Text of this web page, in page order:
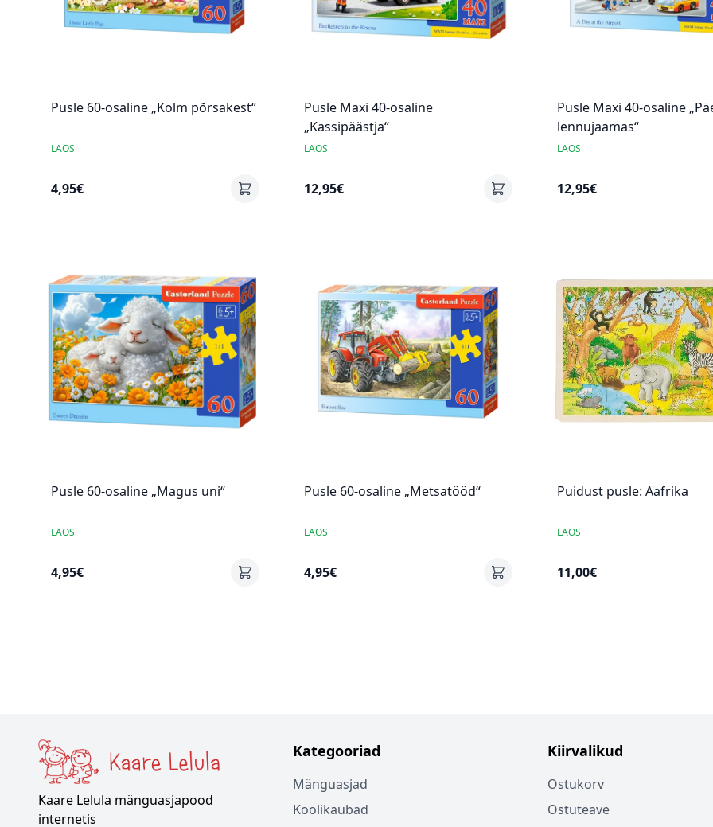
Pusle 60-osaline „Kolm põrsakest“
LAOS
4,95€
Pusle Maxi 40-osaline
„Kassipäästja“
LAOS
12,95€
Pusle Maxi 40-osaline
lennujaamas“
LAOS
12,95€
Pusle 60-osaline „Magus uni“
LAOS
4,95€
Pusle 60-osaline „Metsatööd“
LAOS
4,95€
Puidust pusle: Aafrika
LAOS
11,00€
Kaare Lelula mänguasjapood
internetis
Kategooriad
Mänguasjad
Koolikaubad
Kiirvalikud
Ostukorv
Ostuteave